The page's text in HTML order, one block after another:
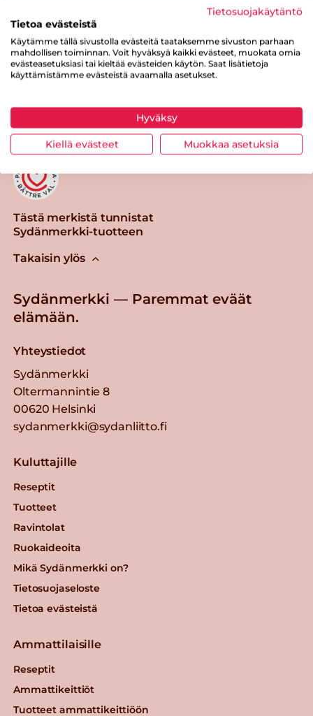
0.8 g
Tästä merkistä tunnistat
Sydänmerkki-tuotteen
Takaisin ylös
Sydänmerkki — Paremmat eväät
elämään.
Yhteystiedot
Sydänmerkki
Oltermannintie 8
00620 Helsinki
sydanmerkki@sydanliitto.fi
Kuluttajille
Reseptit
Tuotteet
Ravintolat
Ruokaideoita
Mikä Sydänmerkki on?
Tietosuojaseloste
Tietoa evästeistä
Ammattilaisille
Reseptit
Ammattikeittiöt
Tuotteet ammattikeittiöön
Tietosuojakäytäntö
Tietoa evästeistä
Käytämme tällä sivustolla evästeitä taataksemme sivuston parhaan
mahdollisen toiminnan. Voit hyväksyä kaikki evästeet, muokata omia
evästeasetuksiasi tai kieltää evästeiden käytön. Saat lisätietoja
käyttämistämme evästeistä avaamalla asetukset.
Hyväksy
Kiellä evästeet Muokkaa asetuksia